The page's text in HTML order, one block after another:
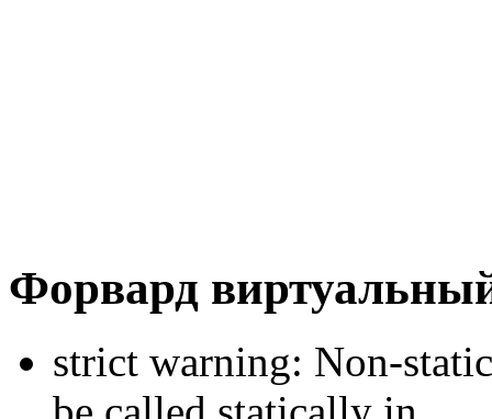
Форвард
strict warning: Non-